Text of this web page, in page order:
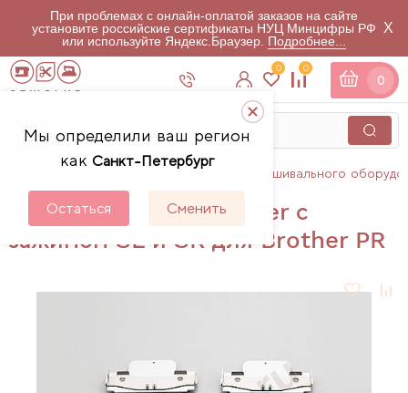
При проблемах с онлайн-оплатой заказов на сайте
установите российские сертификаты НУЦ Минцифры РФ
или используйте Яндекс.Браузер. Подробнее...
X
Мы определили ваш регион
как Санкт-Петербург
Остаться Сменить
0 0
0
Аксессуары для вышивального
Комплект пялец Brother с
зажимом SL и SR для Brother PR